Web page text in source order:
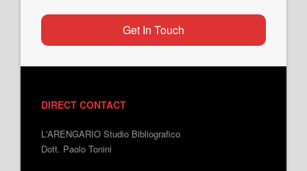
Get In Touch
DIRECT CONTACT
L'ARENGARIO Studio Bibliografico
Dott. Paolo Tonini